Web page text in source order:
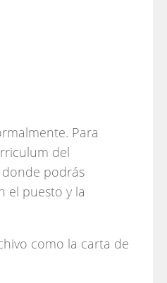
Para
del
podrás
el puesto y la
como la carta de